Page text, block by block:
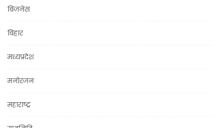
बिज़नेस
बिहार
मध्यप्रदेश
मनोरंजन
महाराष्ट्र